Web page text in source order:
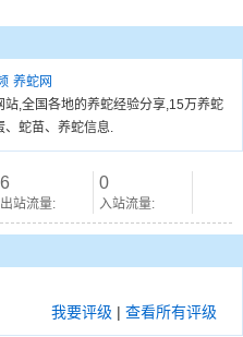
养蛇网
,全国各地的养蛇经验分享,15万养蛇
、蛇苗、养蛇信息.
6
出站流量:
0
入站流量:
我要评级 | 查看所有评级